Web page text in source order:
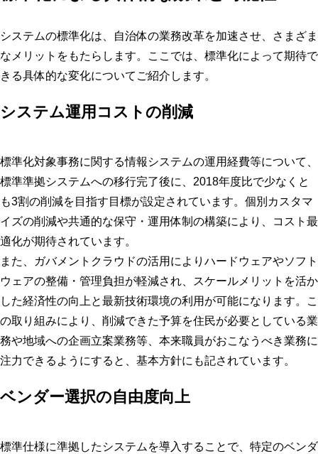
システムの標準化は、自治体の業務改革を加速させ、さまざま
なメリットをもたらします。ここでは、標準化によって期待で
きる具体的な変化についてご紹介します。
システム運用コストの削減
標準化対象事務に関する情報システムの運用経費等について、
標準準拠システムへの移行完了後に、2018年度比で少なくと
も3割の削減を目指す目標が設定されています。個別カスタマ
イズの削減や共通的な保守・運用体制の構築により、コスト最
適化が期待されています。
また、ガバメントクラウドの活用によりハードウェアやソフト
ウェアの整備・管理負担が軽減され、スケールメリットを活か
した経済性の向上と最新技術環境の利用が可能になります。こ
の取り組みにより、削減できた予算を住民が必要としている業
務や地域への企画立案業務等、本来職員がおこなうべき業務に
注力できるようにすると、基本方針にも記されています。
ベンダー選択の自由度向上
標準仕様に準拠したシステムを導入することで、特定のベンダ